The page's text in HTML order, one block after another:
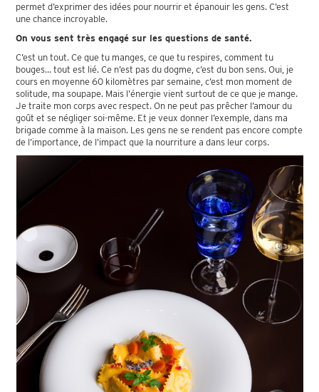
permet d’exprimer des idées pour nourrir et épanouir les gens. C’est
une chance incroyable.
On vous sent très engagé sur les questions de santé.
C’est un tout. Ce que tu manges, ce que tu respires, comment tu
bouges… tout est lié. Ce n’est pas du dogme, c’est du bon sens. Oui, je
cours en moyenne 60 kilomètres par semaine, c’est mon moment de
solitude, ma soupape. Mais l’énergie vient surtout de ce que je mange.
Je traite mon corps avec respect. On ne peut pas prêcher l’amour du
goût et se négliger soi-même. Et je veux donner l’exemple, dans ma
brigade comme à la maison. Les gens ne se rendent pas encore compte
de l’importance, de l’impact que la nourriture a dans leur corps.